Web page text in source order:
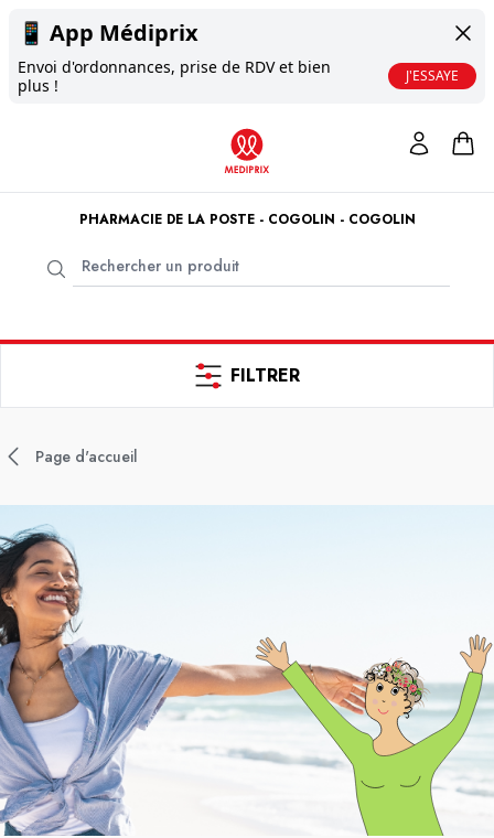
📱 App Médiprix
Envoi d'ordonnances, prise de RDV et bien
plus !
J'ESSAYE
PHARMACIE DE LA POSTE - COGOLIN - COGOLIN
FILTRER
Page d'accueil